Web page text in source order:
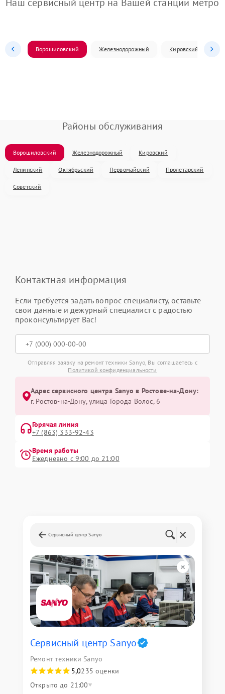
Ворошиловский Железнодорожный Кировский
Районы обслуживания
Ворошиловский Железнодорожный Кировский
Ленинский Октябрьский Первомайский Пролетарский
Советский
Контактная информация
Если требуется задать вопрос специалисту, оставьте
свои данные и дежурный специалист с радостью
проконсультирует Вас!
Отправляя заявку на ремонт техники Sanyo, Вы соглашаетесь с
Политикой конфиденциальности
Адрес сервисного центра Sanyo в Ростове-на-Дону:
г. Ростов-на-Дону, улица Города Волос, 6
Горячая линия
+7 (863) 333-92-43
Время работы
Ежедневно с 9:00 до 21:00
Сервисный центр Sanyo
Сервисный центр Sanyo
Ремонт техники Sanyo
5,0235 оценки
Открыто до 21:00